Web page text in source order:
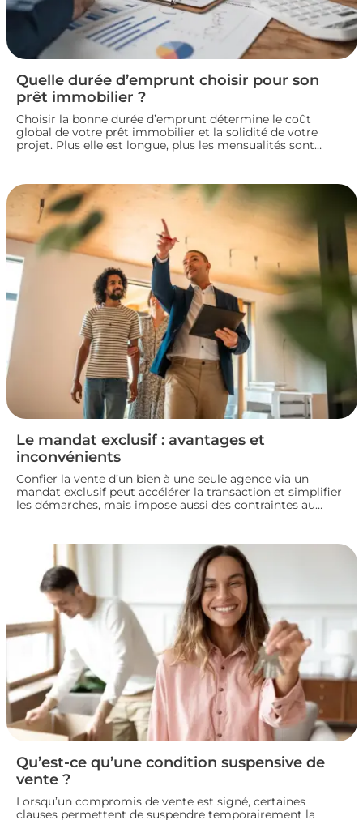
Quelle durée d’emprunt choisir pour son
prêt immobilier ?
Choisir la bonne durée d’emprunt détermine le coût
global de votre prêt immobilier et la solidité de votre
projet. Plus elle est longue, plus les mensualités sont
confortables. Voici comment trouver la durée idéale pour
votre situation financière.
Le mandat exclusif : avantages et
inconvénients
Confier la vente d’un bien à une seule agence via un
mandat exclusif peut accélérer la transaction et simplifier
les démarches, mais impose aussi des contraintes au
votre mode de vente immobilière.
Qu’est-ce qu’une condition suspensive de
vente ?
Lorsqu’un compromis de vente est signé, certaines
clauses permettent de suspendre temporairement la